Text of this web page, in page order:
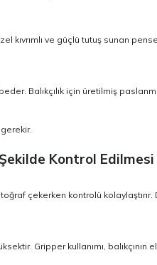
ve güçlü tutuş sunan
Balıkçılık için üretilmiş
Kontrol
çekerken kontrolü kolaylaştırır.
Gripper kullanımı, balıkçının